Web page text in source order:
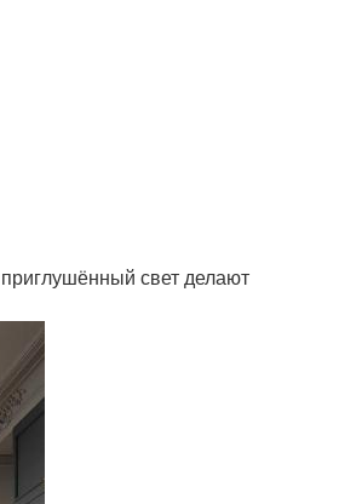
свет делают